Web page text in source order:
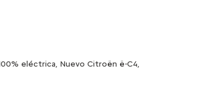
eléctrica, Nuevo Citroën ë-C4,